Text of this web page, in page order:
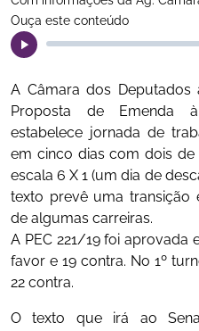
Ouça este conteúdo
A Câmara dos
Proposta de Emenda
estabelece jornada de
em cinco dias com dois
escala 6 X 1 (um dia de
texto prevê uma transição
de algumas carreiras.
A PEC 221/19 foi aprovada
favor e 19 contra. No 1º
22 contra.
O texto que irá ao